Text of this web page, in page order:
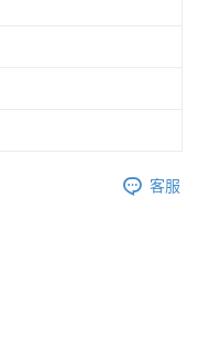
客服